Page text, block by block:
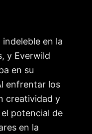
en la
y Everwild
en su
enfrentar los
creatividad y
potencial de
en la